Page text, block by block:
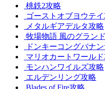
桃鉄2攻略
ゴーストオブヨウテ
メタルギアデルタ攻略
牧場物語 風のグラン
ドンキーコングバナ
マリオカートワール
モンハンワイルズ攻略
エルデンリング攻略
Blades of Fire攻略